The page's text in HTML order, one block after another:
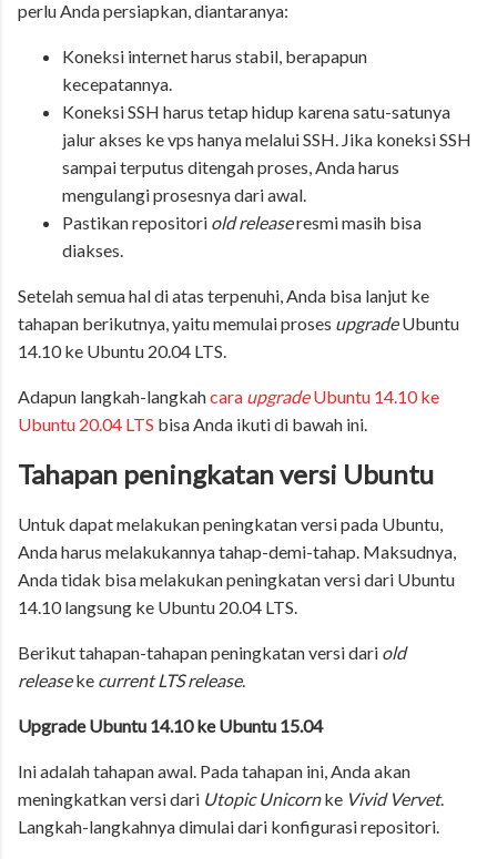
perlu Anda persiapkan, diantaranya:
Koneksi internet harus stabil, berapapun
kecepatannya.
Koneksi SSH harus tetap hidup karena satu-satunya
jalur akses ke vps hanya melalui SSH. Jika koneksi SSH
sampai terputus ditengah proses, Anda harus
mengulangi prosesnya dari awal.
Pastikan repositori old releaseresmi masih bisa
diakses.
Setelah semua hal di atas terpenuhi, Anda bisa lanjut ke
tahapan berikutnya, yaitu memulai proses upgradeUbuntu
14.10 ke Ubuntu 20.04 LTS.
Adapun langkah-langkahcara upgradeUbuntu 14.10 ke
Ubuntu 20.04 LTS bisa Anda ikuti di bawah ini.
Tahapan peningkatan versi Ubuntu
Untuk dapat melakukan peningkatan versi pada Ubuntu,
Anda harus melakukannya tahap-demi-tahap. Maksudnya,
Anda tidak bisa melakukan peningkatan versi dari Ubuntu
14.10 langsung ke Ubuntu 20.04 LTS.
Berikut tahapan-tahapan peningkatan versi dari old
releaseke current LTS release.
Upgrade Ubuntu 14.10 ke Ubuntu 15.04
Ini adalah tahapan awal. Pada tahapan ini, Anda akan
meningkatkan versi dari Utopic Unicornke Vivid Vervet.
Langkah-langkahnya dimulai dari konfigurasi repositori.